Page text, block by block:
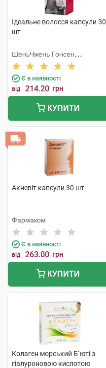
Ідеальне волосся капсули 30
шт
ШеньЧжень Гонсен
Байоледжі Індастрі Ко. Лтд
Є в наявності
від 214.20 грн
КУПИТИ
Акневіт капсули 30 шт
Фармаком
Є в наявності
від 263.00 грн
КУПИТИ
Колаген морський Б`юті з
гіалуроновою кислотою